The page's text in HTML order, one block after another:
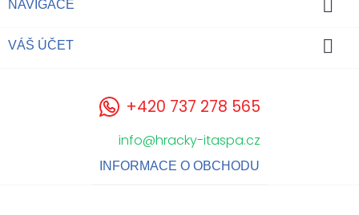
NAVIGACE 
VÁŠ ÚČET 
+420 737 278 565
info@hracky-itaspa.cz
INFORMACE O OBCHODU